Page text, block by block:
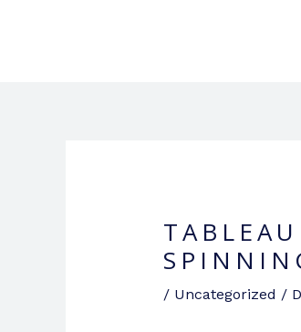
/ Uncategorized /